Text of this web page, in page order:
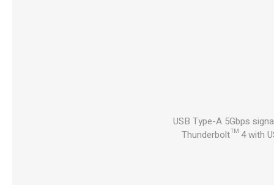
1 USB Type-A 5Gbps
Thunderbolt™ 4 with